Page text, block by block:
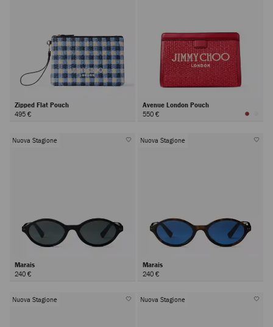
Zipped Flat Pouch
495 €
Avenue London Pouch
550 €
Nuova Stagione
Marais
240 €
Nuova Stagione
Marais
240 €
Nuova Stagione Nuova Stagione